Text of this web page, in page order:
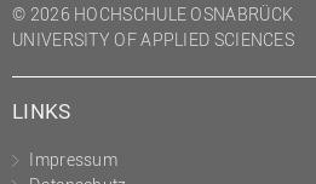
© 2026 HOCHSCHULE OSNABRÜCK
UNIVERSITY OF APPLIED SCIENCES
LINKS
Impressum